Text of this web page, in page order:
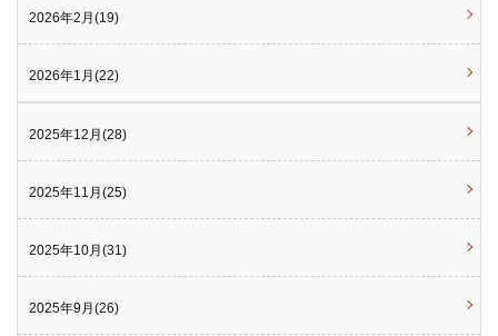
2026年2月(19)
2026年1月(22)
2025年12月(28)
2025年11月(25)
2025年10月(31)
2025年9月(26)